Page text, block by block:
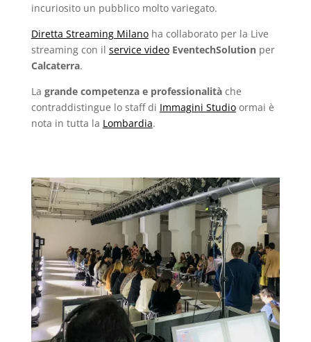
incuriosito un pubblico molto variegato.
Diretta Streaming Milanoha collaborato per la Live
streaming con il service video EventechSolutionper
Calcaterra.
La grande competenza e professionalitàche
contraddistingue lo staff di Immagini Studioormai è
nota in tutta la Lombardia.